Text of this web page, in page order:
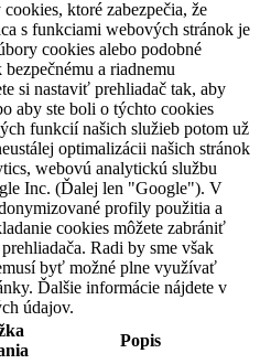
ktoré zabezpečia, že
s funkciami webových stránok je
cookies alebo podobné
a riadnemu
si nastaviť prehliadač tak, aby
aby ste boli o týchto cookies
funkcií našich služieb potom už
optimalizácii našich stránok
webovú analytickú službu
Inc. (Ďalej len "Google"). V
profily použitia a
cookies môžete zabrániť
Radi by sme však
byť možné plne využívať
Ďalšie informácie nájdete v
údajov.
Popis